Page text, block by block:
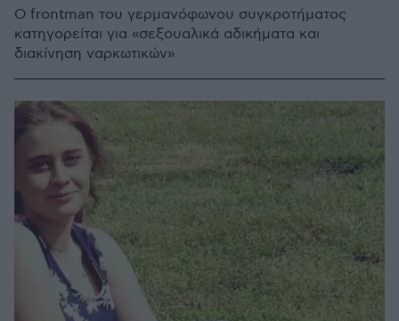
Ο frontman του γερμανόφωνου συγκροτήματος
κατηγορείται για «σεξουαλικά αδικήματα και
διακίνηση ναρκωτικών»